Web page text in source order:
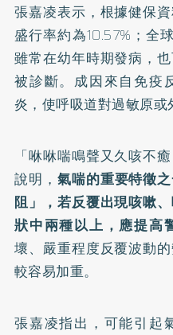
張嘉凌表示，根據健保
盛行率約為10.57%；全
雖常在幼年時期發病，
被診斷。成因來自免疫
炎，使呼吸道對過敏原或
「咻咻喘鳴聲又久咳不
說明， 氣喘的重要特徵
阻」，若反覆出現咳嗽
狀中兩種以上，應提高
壞、嚴重程度反覆波動
較容易加重。
張嘉凌指出，可能引起